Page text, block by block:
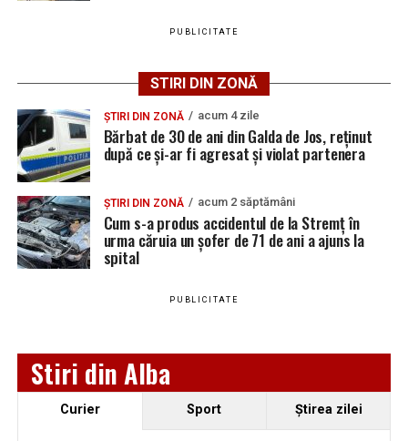
vacante
Bărbat de 30 de ani din Galda de Jos, reținut după
ce și-ar fi agresat și violat partenera
Urmărește Ziarul Unirea pe Social Media
YouTube Instagram WhatsApp Facebook
Ultimele știri din Teiuș
Jaf de peste 300.000 de euro, la Teiuș. Familia
august 2026. AJOFM Alba a publicat lista posturilor
vacante
Locuri de muncă în Galda de Jos, disponibile la 4
PUBLICITATE
STIRI DIN ZONĂ
ȘTIRI DIN ZONĂ acum 4 zile
Bărbat de 30 de ani din Galda de Jos, reținut
după ce și-ar fi agresat și violat partenera
ȘTIRI DIN ZONĂ acum 2 săptămâni
Cum s-a produs accidentul de la Stremț în
urma căruia un șofer de 71 de ani a ajuns la
spital
PUBLICITATE
Stiri din Alba
Curier Sport Ştirea zilei